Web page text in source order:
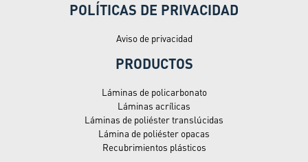
POLÍTICAS DE PRIVACIDAD
Aviso de privacidad
PRODUCTOS
Láminas de policarbonato
Láminas acrílicas
Láminas de poliéster translúcidas
Lámina de poliéster opacas
Recubrimientos plásticos